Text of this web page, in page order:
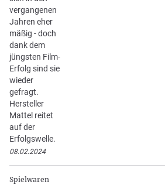
vergangenen
Jahren eher
mäßig - doch
dank dem
jüngsten Film-
Erfolg sind sie
wieder
gefragt.
Hersteller
Mattel reitet
auf der
Erfolgswelle.
08.02.2024
Spielwaren